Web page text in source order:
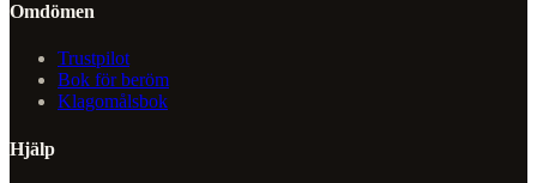
Omdömen
Trustpilot
Bok för beröm
Klagomålsbok
Hjälp